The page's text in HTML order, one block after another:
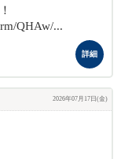
QHAw/...
詳細
2026年07月17日(金)